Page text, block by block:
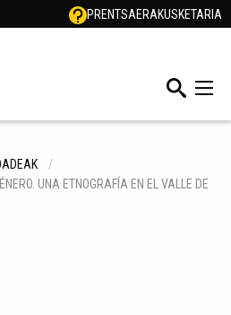
PRENTSAERAKUSKETARIA
UNA ETNOGRAFÍA EN EL VALLE DE